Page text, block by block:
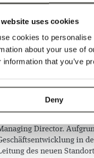
uses cookies
cookies to
about your use of
information that you’ve
Deny
nach einer Reihe
Zusammenarbeit mit den
und der Zugang zu
Faktoren.
Kandidaten
in diesem Sommer
Interesse. Für dieses Jahr
Director.
in
des neuen